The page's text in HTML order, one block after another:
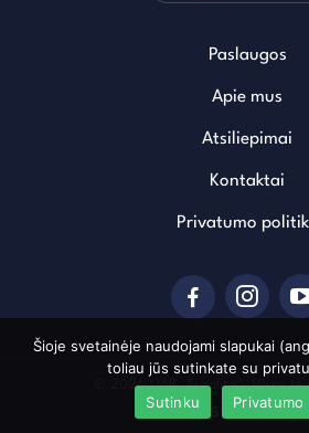
Paslaugos
Apie mus
Atsiliepimai
Kontaktai
Privatumo
© 2026 UAB „Euralita“. Visos
Sukurta:
Šioje svetainėje naudojami slapukai
toliau jūs sutinkate su
Sutinku
Privatumo